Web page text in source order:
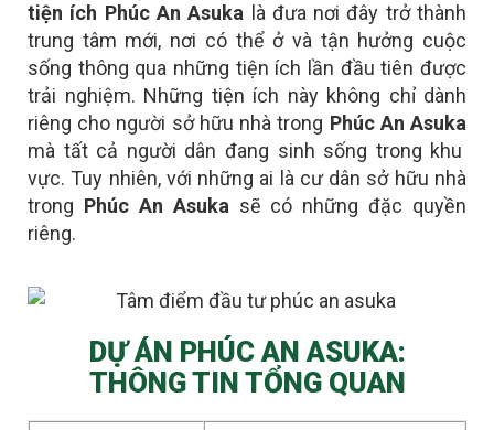
tiện ích Phúc An Asuka là đưa nơi đây trở thành
trung tâm mới, nơi có thể ở và tận hưởng cuộc
sống thông qua những tiện ích lần đầu tiên được
trải nghiệm. Những tiện ích này không chỉ dành
riêng cho người sở hữu nhà trong Phúc An Asuka
mà tất cả người dân đang sinh sống trong khu
vực. Tuy nhiên, với những ai là cư dân sở hữu nhà
trong Phúc An Asukasẽ có những đặc quyền
riêng.
DỰ ÁN PHÚC AN ASUKA:
THÔNG TIN TỔNG QUAN